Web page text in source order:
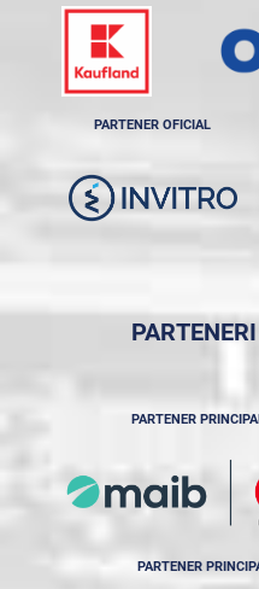
PARTENER OFICIAL
PARTENER
PARTENER